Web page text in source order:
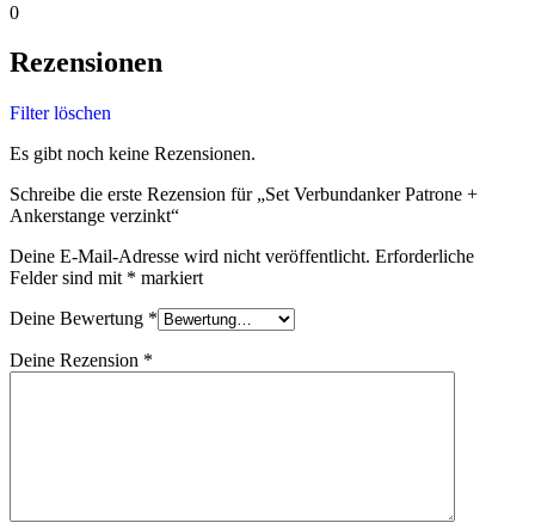
0
Rezensionen
Filter löschen
Es gibt noch keine Rezensionen.
Schreibe die erste Rezension für „Set Verbundanker Patrone +
Ankerstange verzinkt“
Deine E-Mail-Adresse wird nicht veröffentlicht. Erforderliche
Felder sind mit * markiert
Deine Bewertung *
Deine Rezension *